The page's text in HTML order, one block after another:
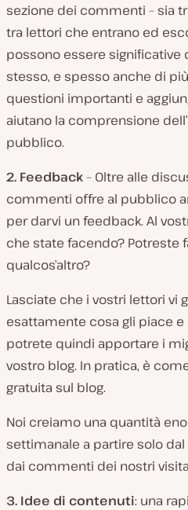
sezione dei commenti – sia
tra lettori che entrano ed
possono essere
stesso, e spesso anche di
questioni importanti e
aiutano la comprensione
pubblico.
2. Feedback– Oltre alle
commenti offre al pubblico
per darvi un feedback. Al
che state facendo? Potreste
qualcos’altro?
Lasciate che i vostri lettori vi
esattamente cosa gli piace e
potrete quindi apportare i
vostro blog. In pratica, è
gratuita sul blog.
Noi creiamo una quantità
settimanale a partire solo
dai commenti dei nostri
3. Idee di contenuti: una